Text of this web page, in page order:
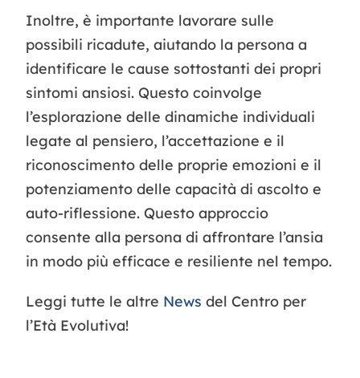
Inoltre, è importante lavorare sulle
possibili ricadute, aiutando la persona a
identificare le cause sottostanti dei propri
sintomi ansiosi. Questo coinvolge
l’esplorazione delle dinamiche individuali
legate al pensiero, l’accettazione e il
riconoscimento delle proprie emozioni e il
potenziamento delle capacità di ascolto e
auto-riflessione. Questo approccio
consente alla persona di affrontare l’ansia
in modo più efficace e resiliente nel tempo.
Leggi tutte le altre News del Centro per
l’Età Evolutiva!